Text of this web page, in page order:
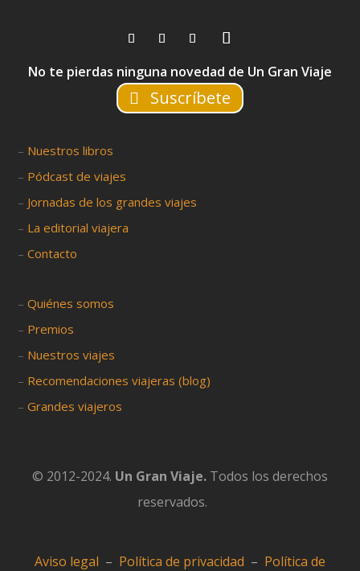
No te pierdas ninguna novedad de Un Gran Viaje
Suscríbete
– Nuestros libros
– Pódcast de viajes
– Jornadas de los grandes viajes
– La editorial viajera
–Contacto
–Quiénes somos
– Premios
– Nuestros viajes
– Recomendaciones viajeras (blog)
–Grandes viajeros
© 2012-2024. Un Gran Viaje. Todos los derechos
reservados.
Aviso legal – Política de privacidad – Política de